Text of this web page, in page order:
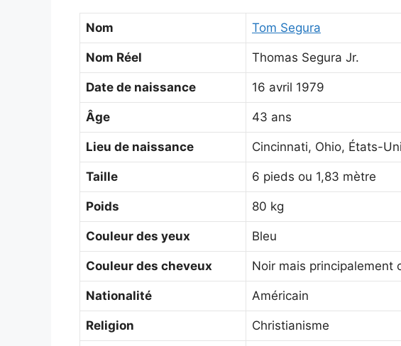
Nom Tom Segura
Nom Réel Thomas Segura Jr.
Date de naissance 16 avril 1979
Âge 43 ans
Lieu de naissance Cincinnati, Ohio, États-
Taille 6 pieds ou 1,83 mètre
Poids 80 kg
Couleur des yeux Bleu
Couleur des cheveux Noir mais principalement
Nationalité Américain
Religion Christianisme